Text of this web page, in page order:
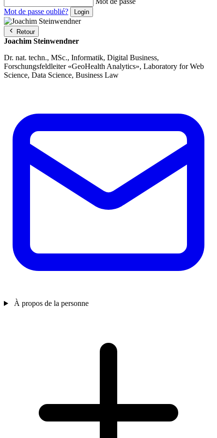
Mot de passe oublié?
Retour
Joachim Steinwendner
Dr. nat. techn., MSc., Informatik, Digital Business,
Forschungsfeldleiter «GeoHealth Analytics», Laboratory for Web
Science, Data Science, Business Law
À propos de la personne